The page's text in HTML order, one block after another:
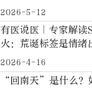
2026-5-12
有医说医｜专家解
火：荒诞标签是情绪
看待勿过度代入
2026-4-16
“回南天”是什么？